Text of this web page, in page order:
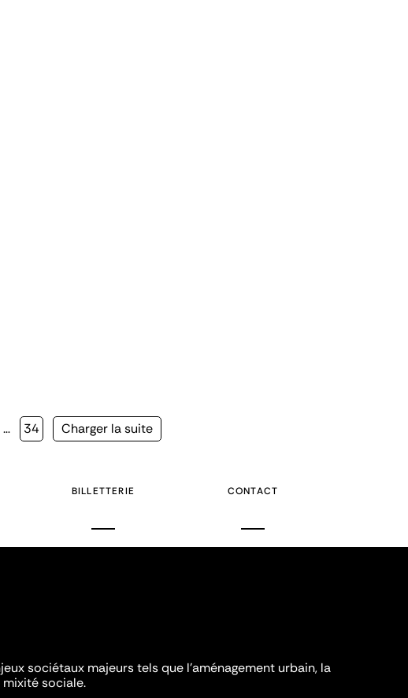
… Page
34
Page
Charger la suite
BILLETTERIE CONTACT
sociétaux majeurs tels que l'aménagement urbain, la
sociale.